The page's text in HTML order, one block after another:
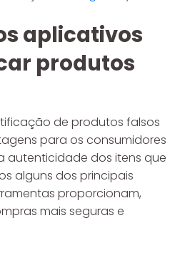
aplicativos
produtos
de produtos falsos
para os consumidores
autenticidade dos itens que
alguns dos principais
proporcionam,
mais seguras e